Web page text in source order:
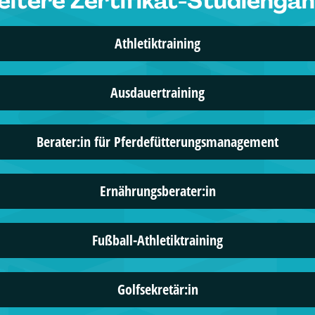
Athletiktraining
Ausdauertraining
Berater:in für Pferdefütterungsmanagement
Ernährungsberater:in
Fußball-Athletiktraining
Golfsekretär:in